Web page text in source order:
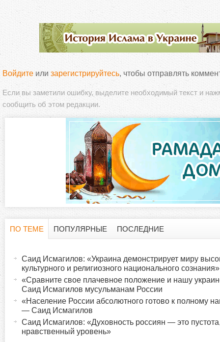
Войдите или зарегистрируйтесь, чтобы отправлять
Если вы заметили ошибку, выделите необходимый текст и
сообщить об этом редакции.
ПО ТЕМЕ
ПОПУЛЯРНЫЕ ПОСЛЕДНИЕ
Саид Исмагилов: «Украина демонстрирует миру
культурного и религиозного национального сознания»
«Сравните свое плачевное положение и нашу
Саид Исмагилов мусульманам России
«Население России абсолютного готово к полному
— Саид Исмагилов
Саид Исмагилов: «Духовность россиян — это
нравственный уровень»